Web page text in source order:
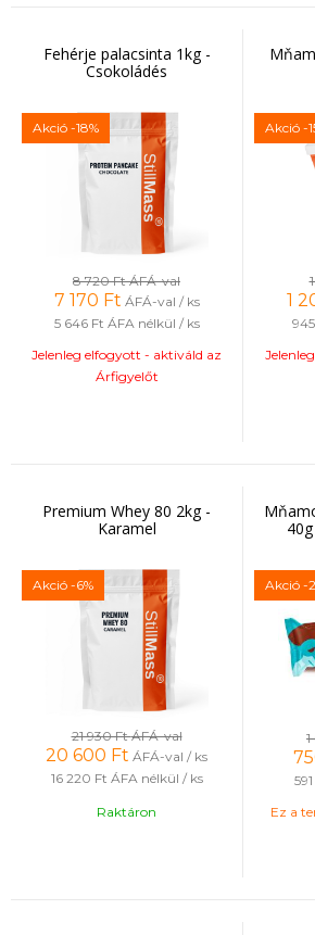
Fehérje palacsinta 1kg -
Csokoládés
Akció -18%
8 720 FtÁFÁ-val
7 170 Ft ÁFÁ-val / ks
5 646 Ft ÁFA nélkül / ks
Jelenleg elfogyott - aktiváld az
Árfigyelőt
Akció -
1
Premium Whey 80 2kg -
Karamel
Akció -6%
21 930 FtÁFÁ-val
20 600 Ft ÁFÁ-val / ks
16 220 Ft ÁFA nélkül / ks
Raktáron
Akció -
Ez a